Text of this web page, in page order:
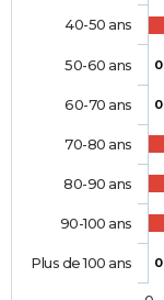
0
0
0
40-50 ans
50-60 ans
60-70 ans
70-80 ans
80-90 ans
90-100 ans
Plus de 100 ans